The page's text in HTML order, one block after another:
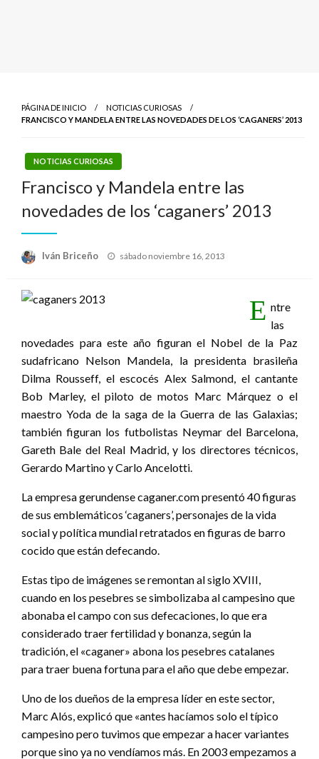
PÁGINA DE INICIO
NOTICIAS CURIOSAS
FRANCISCO Y MANDELA ENTRE LAS NOVEDADES DE LOS ‘CAGANERS’ 2013
NOTICIAS CURIOSAS
Francisco y Mandela entre las
novedades de los ‘caganers’ 2013
Iván Briceño
Publicado
sábado noviembre 16, 2013
E ntre
las
novedades para este año figuran el Nobel de la Paz
sudafricano Nelson Mandela, la presidenta brasileña
Dilma Rousseff, el escocés Alex Salmond, el cantante
Bob Marley, el piloto de motos Marc Márquez o el
maestro Yoda de la saga de la Guerra de las Galaxias;
también figuran los futbolistas Neymar del Barcelona,
Gareth Bale del Real Madrid, y los directores técnicos,
Gerardo Martino y Carlo Ancelotti.
La empresa gerundense caganer.com presentó 40 figuras
de sus emblemáticos ‘caganers’, personajes de la vida
social y política mundial retratados en figuras de barro
cocido que están defecando.
Estas tipo de imágenes se remontan al siglo XVIII,
cuando en los pesebres se simbolizaba al campesino que
abonaba el campo con sus defecaciones, lo que era
considerado traer fertilidad y bonanza, según la
tradición, el «caganer» abona los pesebres catalanes
para traer buena fortuna para el año que debe empezar.
Uno de los dueños de la empresa líder en este sector,
Marc Alós, explicó que «antes hacíamos solo el típico
campesino pero tuvimos que empezar a hacer variantes
porque sino ya no vendíamos más. En 2003 empezamos a